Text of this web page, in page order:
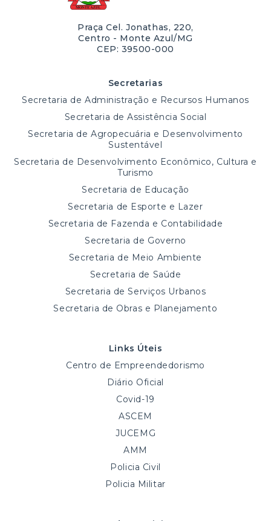
Praça Cel. Jonathas, 220,
Centro - Monte Azul/MG
CEP: 39500-000
Secretarias
Secretaria de Administração e Recursos Humanos
Secretaria de Assistência Social
Secretaria de Agropecuária e Desenvolvimento
Sustentável
Secretaria de Desenvolvimento Econômico, Cultura e
Turismo
Secretaria de Educação
Secretaria de Esporte e Lazer
Secretaria de Fazenda e Contabilidade
Secretaria de Governo
Secretaria de Meio Ambiente
Secretaria de Saúde
Secretaria de Serviços Urbanos
Secretaria de Obras e Planejamento
Links Úteis
Centro de Empreendedorismo
Diário Oficial
Covid-19
ASCEM
JUCEMG
AMM
Policia Civil
Policia Militar